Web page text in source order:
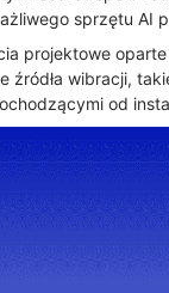
sprzętu AI
projektowe
źródła wibracji,
od